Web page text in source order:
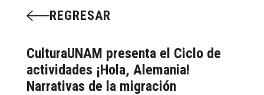
REGRESAR
CulturaUNAM presenta el Ciclo de
actividades ¡Hola, Alemania!
Narrativas de la migración